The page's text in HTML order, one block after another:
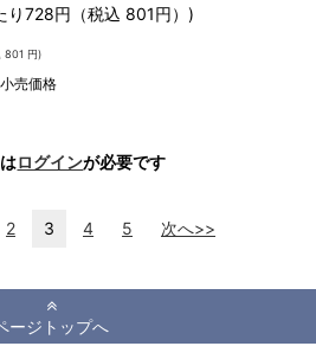
り728円（税込 801円）)
801 円)
売価格
ログインが必要です
2 3 4 5 次へ>>
ージトップへ